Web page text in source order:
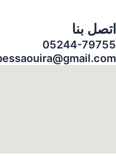
اتصل بنا
05244-79755